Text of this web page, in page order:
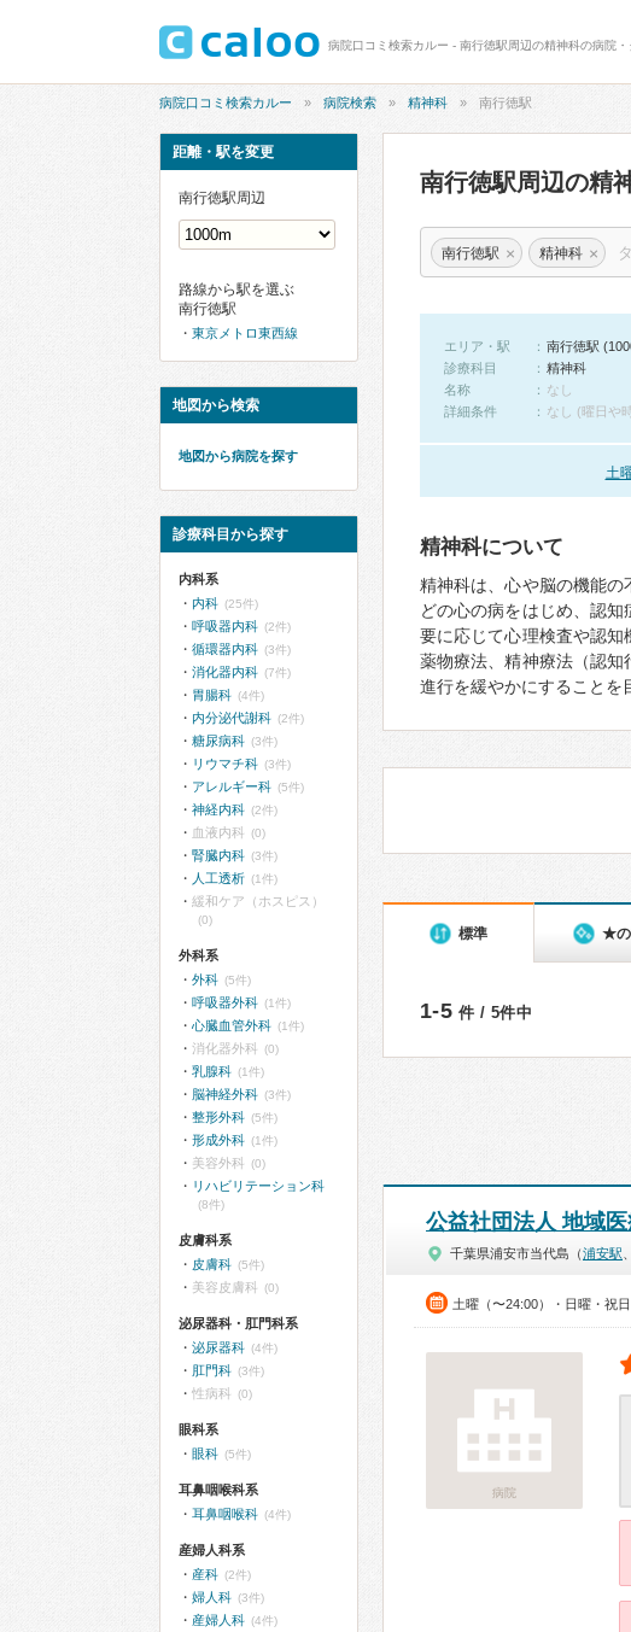
病院口コミ検索カルー - 南行徳駅周辺の精神科の病院
病院口コミ検索カルー 病院検索 精神科 南行徳駅
南行徳駅周辺の精
南行徳駅 × 精神科 ×
エリア・駅
南行徳駅
診療科目
精神科
名称
なし
詳細条件
なし (曜日や
土
精神科について
精神科は、心や脳の機能
どの心の病をはじめ、認
要に応じて心理検査や認
薬物療法、精神療法（認
進行を緩やかにすること
標準 ★の
1-5 件 / 5件中
公益社団法人 地域
千葉県浦安市当代島（浦安駅
土曜（〜24:00）・日曜・祝日
病院
距離・駅を変更
南行徳駅周辺
路線から駅を選ぶ
南行徳駅
東京メトロ東西線
地図から検索
地図から病院を探す
診療科目から探す
内科系
内科 (25件)
呼吸器内科 (2件)
循環器内科 (3件)
消化器内科 (7件)
胃腸科 (4件)
内分泌代謝科 (2件)
糖尿病科 (3件)
リウマチ科 (3件)
アレルギー科 (5件)
神経内科 (2件)
血液内科 (0)
腎臓内科 (3件)
人工透析 (1件)
緩和ケア（ホスピス）
(0)
外科系
外科 (5件)
呼吸器外科 (1件)
心臓血管外科 (1件)
消化器外科 (0)
乳腺科 (1件)
脳神経外科 (3件)
整形外科 (5件)
形成外科 (1件)
美容外科 (0)
リハビリテーション科
(8件)
皮膚科系
皮膚科 (5件)
美容皮膚科 (0)
泌尿器科・肛門科系
泌尿器科 (4件)
肛門科 (3件)
性病科 (0)
眼科系
眼科 (5件)
耳鼻咽喉科系
耳鼻咽喉科 (4件)
産婦人科系
産科 (2件)
婦人科 (3件)
産婦人科 (4件)